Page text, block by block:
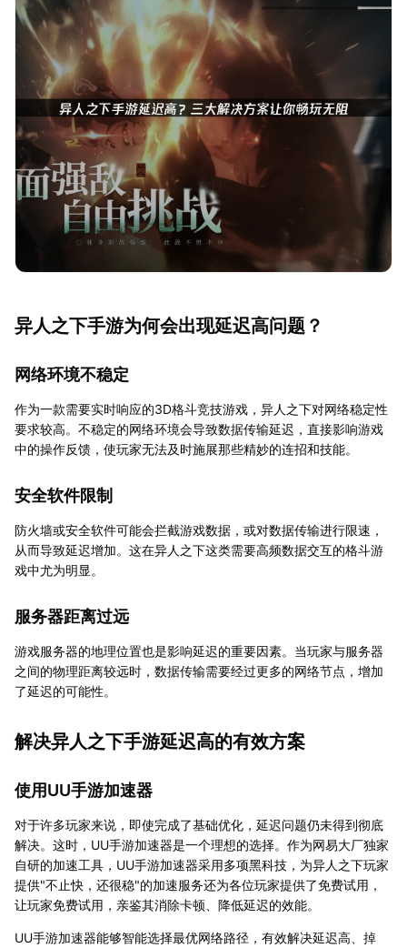
异人之下手游为何会出现延迟高问题？
网络环境不稳定
作为一款需要实时响应的3D格斗竞技游戏，异人之下对网络稳定性
要求较高。不稳定的网络环境会导致数据传输延迟，直接影响游戏
中的操作反馈，使玩家无法及时施展那些精妙的连招和技能。
安全软件限制
防火墙或安全软件可能会拦截游戏数据，或对数据传输进行限速，
从而导致延迟增加。这在异人之下这类需要高频数据交互的格斗游
戏中尤为明显。
服务器距离过远
游戏服务器的地理位置也是影响延迟的重要因素。当玩家与服务器
之间的物理距离较远时，数据传输需要经过更多的网络节点，增加
了延迟的可能性。
解决异人之下手游延迟高的有效方案
使用UU手游加速器
对于许多玩家来说，即使完成了基础优化，延迟问题仍未得到彻底
解决。这时，UU手游加速器是一个理想的选择。作为网易大厂独家
自研的加速工具，UU手游加速器采用多项黑科技，为异人之下玩家
提供"不止快，还很稳"的加速服务还为各位玩家提供了免费试用，
让玩家免费试用，亲鉴其消除卡顿、降低延迟的效能。
UU手游加速器能够智能选择最优网络路径，有效解决延迟高、掉